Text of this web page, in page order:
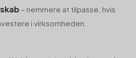
– nemmere at tilpasse, hvis
i virksomheden.